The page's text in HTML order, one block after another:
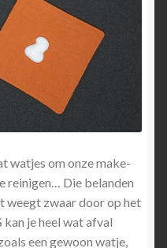
watjes om onze make-
reinigen… Die belanden
weegt zwaar door op het
kan je heel wat afval
een gewoon watje,